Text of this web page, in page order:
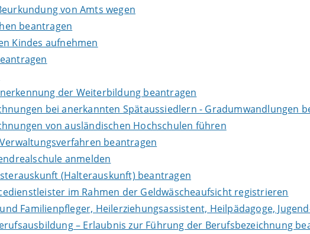
von Amts wegen
beantragen
Kindes aufnehmen
der Weiterbildung beantragen
bei anerkannten Spätaussiedlern - Gradumwandlungen
von ausländischen Hochschulen führen
beantragen
anmelden
(Halterauskunft) beantragen
im Rahmen der Geldwäscheaufsicht registrieren
Familienpfleger, Heilerziehungsassistent, Heilpädagoge,
– Erlaubnis zur Führung der Berufsbezeichnung